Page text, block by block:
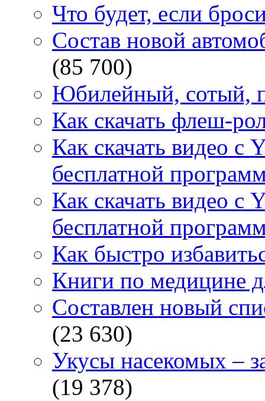
Что будет, если
Состав новой
(85 700)
Юбилейный, сотый,
Как скачать флеш-
Как скачать видео с
бесплатной
Как скачать видео с
бесплатной
Как быстро
Книги по медицине
Составлен новый
(23 630)
Укусы насекомых –
(19 378)